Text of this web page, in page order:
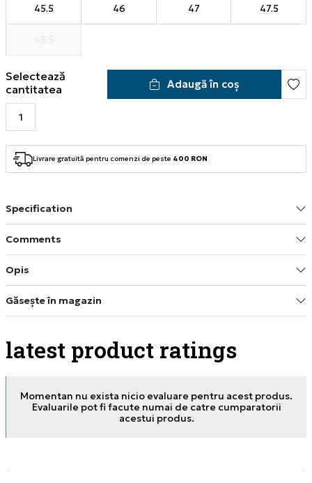
45.5 46 47 47.5
Selectează
cantitatea
Adaugă în coș
Livrare gratuită pentru comenzi de peste 400 RON
Specification
Comments
Opis
Găsește în magazin
latest product ratings
Momentan nu exista nicio evaluare pentru acest produs.
Evaluarile pot fi facute numai de catre cumparatorii
acestui produs.